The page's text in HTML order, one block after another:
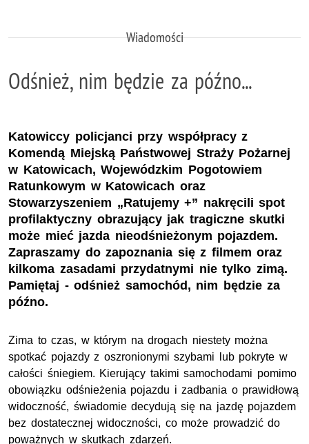
Wiadomości
Odśnież, nim będzie za późno...
Katowiccy policjanci przy współpracy z
Komendą Miejską Państwowej Straży Pożarnej
w Katowicach, Wojewódzkim Pogotowiem
Ratunkowym w Katowicach oraz
Stowarzyszeniem „Ratujemy +” nakręcili spot
profilaktyczny obrazujący jak tragiczne skutki
może mieć jazda nieodśnieżonym pojazdem.
Zapraszamy do zapoznania się z filmem oraz
kilkoma zasadami przydatnymi nie tylko zimą.
Pamiętaj - odśnież samochód, nim będzie za
późno.
Zima to czas, w którym na drogach niestety można
spotkać pojazdy z oszronionymi szybami lub pokryte w
całości śniegiem. Kierujący takimi samochodami pomimo
obowiązku odśnieżenia pojazdu i zadbania o prawidłową
widoczność, świadomie decydują się na jazdę pojazdem
bez dostatecznej widoczności, co może prowadzić do
poważnych w skutkach zdarzeń.